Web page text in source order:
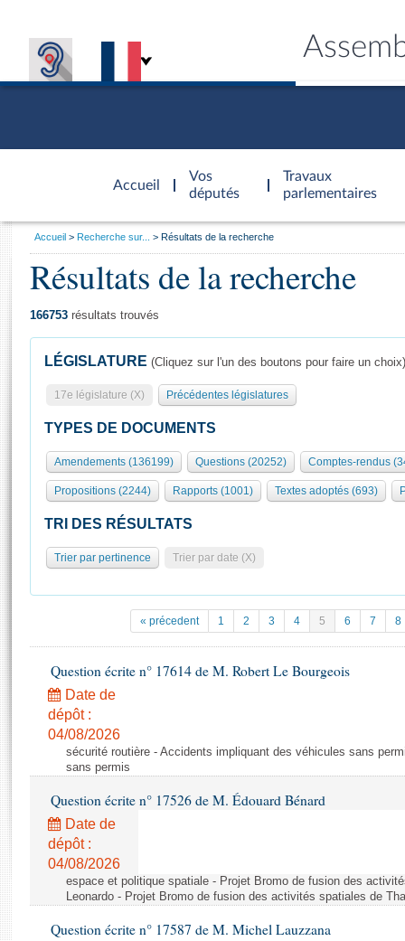
Accueil
d'accueil
Vos
députés
Travaux
parlementaires
Présidence
577 députés
Groupes politiques
Séance publique
Commissions et autres organes
Europe et International
Pétitions
Projets de loi
Propositions de loi
Amendements
Textes adoptés
Rapports législatifs
Rapports sur l'application des lois
Baromètre de l’application des lois
Dossiers législatifs
Général
Rôle et pouvoirs de l'Assemblée
Organisation de l'Assemblée
Présidence Conférence des Présidents Bureau Collège des
Statistiques et chiffres clés
Documents de référence
( Constitution | Règlement de l'Assemblée ... )
Histoire
Juniors
Anciennes législatures
Visiter l'Assemblée
Visite virtuelle du palais Bourbon
Assister à une séance
La Bibliothèque
Contacts et plan d'accès
Photos libres de droit
Vous
Accueil Recherche sur... Résultats de la recherche
Résultats de la recherche
166753 résultats trouvés
LÉGISLATURE (Cliquez sur l'un des boutons pour faire un choix)
17e législature (X) Précédentes législatures
TYPES DE DOCUMENTS
Amendements (136199) Questions (20252) Comptes-rendus
Propositions (2244) Rapports (1001) Textes adoptés (693)
TRI DES RÉSULTATS
Trier par pertinence Trier par date (X)
« précedent 1 2 3 4 5 6 7 8
Question écrite n° 17614 de M. Robert Le Bourgeois
Date de
dépôt :
04/08/2026
sécurité routière - Accidents impliquant des véhicules sans
sans permis
Question écrite n° 17526 de M. Édouard Bénard
Date de
dépôt :
04/08/2026
espace et politique spatiale - Projet Bromo de fusion des
Leonardo - Projet Bromo de fusion des activités spatiales de
Question écrite n° 17587 de M. Michel Lauzzana